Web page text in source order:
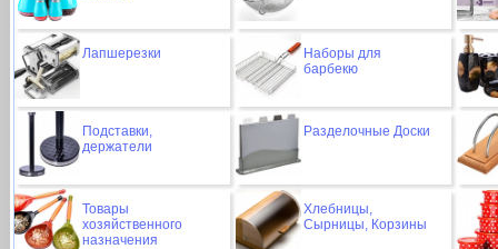
Лапшерезки
Наборы для
барбекю
Подставки,
держатели
Разделочные Доски
Товары
хозяйственного
назначения
Хлебницы,
Сырницы, Корзины